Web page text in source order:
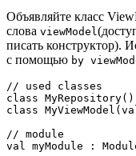
Объявляйте класс
слова viewModel
писать конструктор).
с помощью by
// used classes
class MyRepository()
class
// module
val myModule :